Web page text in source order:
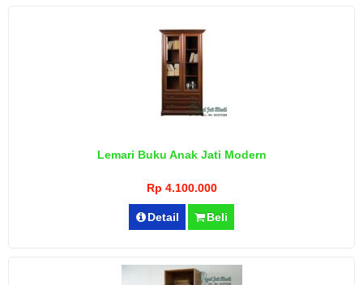
Lemari Buku Anak Jati Modern
Rp 4.100.000
Detail Beli